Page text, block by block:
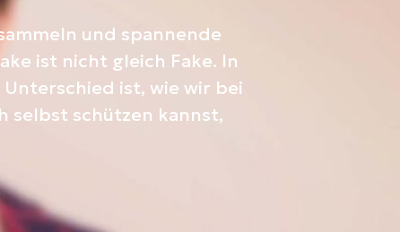
und spannende
ist nicht gleich Fake. In
ist, wie wir bei
selbst schützen kannst,